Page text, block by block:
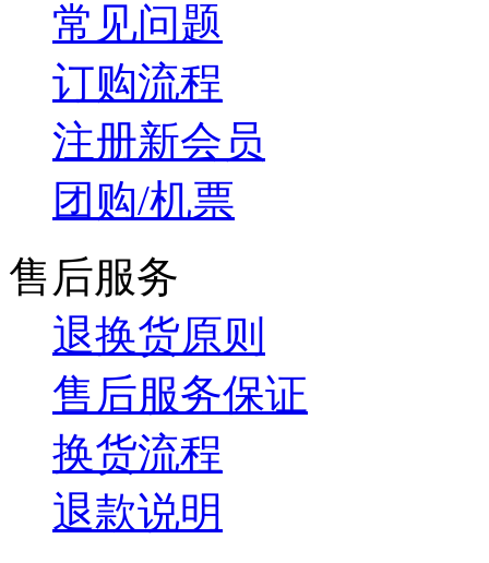
常见问题
订购流程
注册新会员
团购/机票
售后服务
退换货原则
售后服务保证
换货流程
退款说明